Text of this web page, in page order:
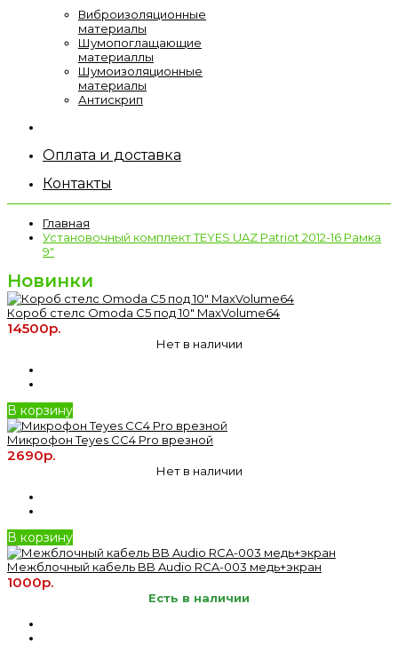
Виброизоляционные
материалы
Шумопоглащающие
материаллы
Шумоизоляционные
материалы
Антискрип
Оплата и доставка
Контакты
Главная
Установочный комплект TEYES UAZ Patriot 2012-16 Рамка
9"
Новинки
Короб стелс Omoda C5 под 10" MaxVolume64
14500р.
Нет в наличии
В корзину
Микрофон Teyes CC4 Pro врезной
2690р.
Нет в наличии
В корзину
Межблочный кабель BB Audio RCA-003 медь+экран
1000р.
Есть в наличии